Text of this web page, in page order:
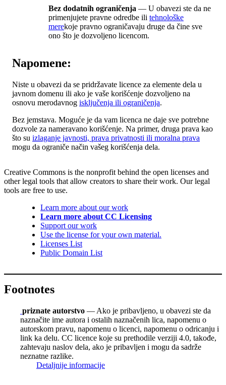
Bez dodatnih ograničenja — U obavezi ste da ne
primenjujete pravne odredbe ili tehnološke
merekoje pravno ograničavaju druge da čine sve
ono što je dozvoljeno licencom.
Napomene:
Niste u obavezi da se pridržavate licence za elemente dela u
javnom domenu ili ako je vaše korišćenje dozvoljeno na
osnovu merodavnog isključenja ili ograničenja.
Bez jemstava. Moguće je da vam licenca ne daje sve potrebne
dozvole za nameravano korišćenje. Na primer, druga prava kao
što su izlaganje javnosti, prava privatnosti ili moralna prava
mogu da ograniče način vašeg korišćenja dela.
Creative Commons is the nonprofit behind the open licenses and
other legal tools that allow creators to share their work. Our legal
tools are free to use.
Learn more about our work
Learn more about CC Licensing
Support our work
Use the license for your own material.
Licenses List
Public Domain List
Footnotes
priznate autorstvo — Ako je pribavljeno, u obavezi ste da
naznačite ime autora i ostalih naznačenih lica, napomenu o
autorskom pravu, napomenu o licenci, napomenu o odricanju i
link ka delu. CC licence koje su prethodile verziji 4.0, takođe,
zahtevaju naslov dela, ako je pribavljen i mogu da sadrže
neznatne razlike.
Detaljnije informacije